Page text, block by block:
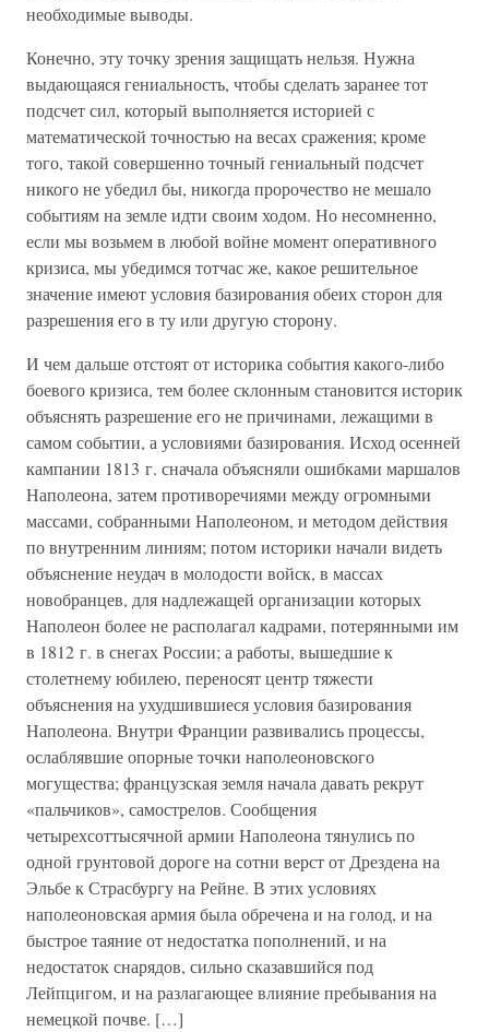
необходимые выводы.
Конечно, эту точку зрения защищать нельзя. Нужна
выдающаяся гениальность, чтобы сделать заранее тот
подсчет сил, который выполняется историей с
математической точностью на весах сражения; кроме
того, такой совершенно точный гениальный подсчет
никого не убедил бы, никогда пророчество не мешало
событиям на земле идти своим ходом. Но несомненно,
если мы возьмем в любой войне момент оперативного
кризиса, мы убедимся тотчас же, какое решительное
значение имеют условия базирования обеих сторон для
разрешения его в ту или другую сторону.
И чем дальше отстоят от историка события какого-либо
боевого кризиса, тем более склонным становится историк
объяснять разрешение его не причинами, лежащими в
самом событии, а условиями базирования. Исход осенней
кампании 1813 г. сначала объясняли ошибками маршалов
Наполеона, затем противоречиями между огромными
массами, собранными Наполеоном, и методом действия
по внутренним линиям; потом историки начали видеть
объяснение неудач в молодости войск, в массах
новобранцев, для надлежащей организации которых
Наполеон более не располагал кадрами, потерянными им
в 1812 г. в снегах России; а работы, вышедшие к
столетнему юбилею, переносят центр тяжести
объяснения на ухудшившиеся условия базирования
Наполеона. Внутри Франции развивались процессы,
ослаблявшие опорные точки наполеоновского
могущества; французская земля начала давать рекрут
«пальчиков», самострелов. Сообщения
четырехсоттысячной армии Наполеона тянулись по
одной грунтовой дороге на сотни верст от Дрездена на
Эльбе к Страсбургу на Рейне. В этих условиях
наполеоновская армия была обречена и на голод, и на
быстрое таяние от недостатка пополнений, и на
недостаток снарядов, сильно сказавшийся под
Лейпцигом, и на разлагающее влияние пребывания на
немецкой почве. […]